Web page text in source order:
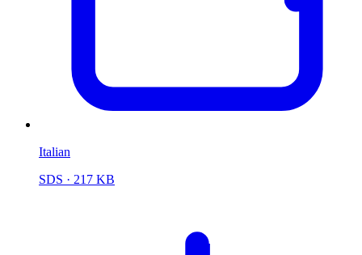
Italian
SDS · 217 KB